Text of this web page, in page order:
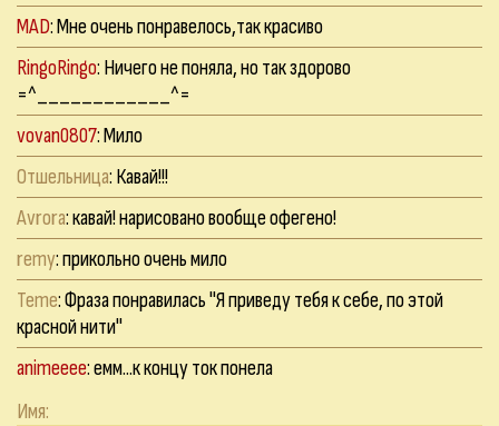
MAD: Мне очень понравелось,так красиво
RingoRingo: Ничего не поняла, но так здорово
=^____________^=
vovan0807: Мило
Отшельница: Кавай!!!
Avrora: кавай! нарисовано вообще офегено!
remy: прикольно очень мило
Teme: Фраза понравилась "Я приведу тебя к себе, по этой
красной нити"
animeeee: емм...к концу ток понела
Имя: